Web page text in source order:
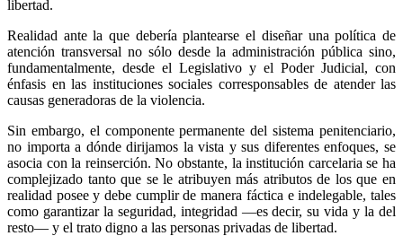
Telegram
libertad.
Realidad ante la que debería plantearse el diseñar una política de
atención transversal no sólo desde la administración pública sino,
fundamentalmente, desde el Legislativo y el Poder Judicial, con
énfasis en las instituciones sociales corresponsables de atender las
causas generadoras de la violencia.
Sin embargo, el componente permanente del sistema penitenciario,
no importa a dónde dirijamos la vista y sus diferentes enfoques, se
asocia con la reinserción. No obstante, la institución carcelaria se ha
complejizado tanto que se le atribuyen más atributos de los que en
realidad posee y debe cumplir de manera fáctica e indelegable, tales
como garantizar la seguridad, integridad —es decir, su vida y la del
resto— y el trato digno a las personas privadas de libertad.